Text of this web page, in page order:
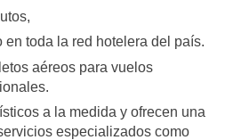
en toda la red hotelera del país.
aéreos para vuelos
a la medida y ofrecen una
especializados como